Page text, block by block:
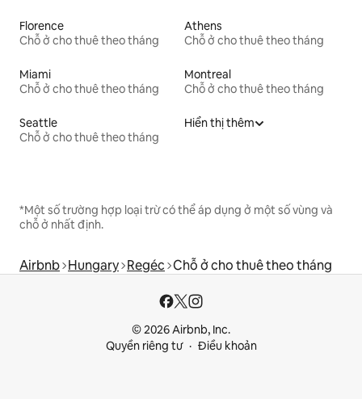
Florence
Chỗ ở cho thuê theo tháng
Athens
Chỗ ở cho thuê theo tháng
Miami
Chỗ ở cho thuê theo tháng
Montreal
Chỗ ở cho thuê theo tháng
Seattle
Chỗ ở cho thuê theo tháng
Hiển thị thêm
*Một số trường hợp loại trừ có thể áp dụng ở một số vùng và
chỗ ở nhất định.
Airbnb Hungary Regéc Chỗ ở cho thuê theo tháng
© 2026 Airbnb, Inc.
Quyền riêng tư
Điều khoản